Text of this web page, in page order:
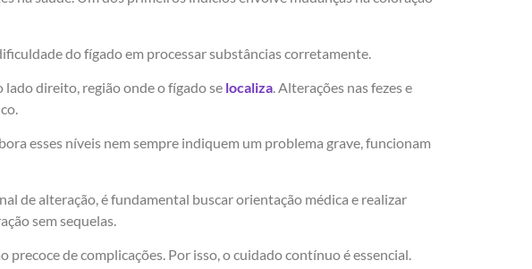
do fígado em processar substâncias corretamente.
lado direito, região onde o fígado se localiza. Alterações nas fezes e
esses níveis nem sempre indiquem um problema grave, funcionam
de alteração, é fundamental buscar orientação médica e realizar
sem sequelas.
de complicações. Por isso, o cuidado contínuo é essencial.